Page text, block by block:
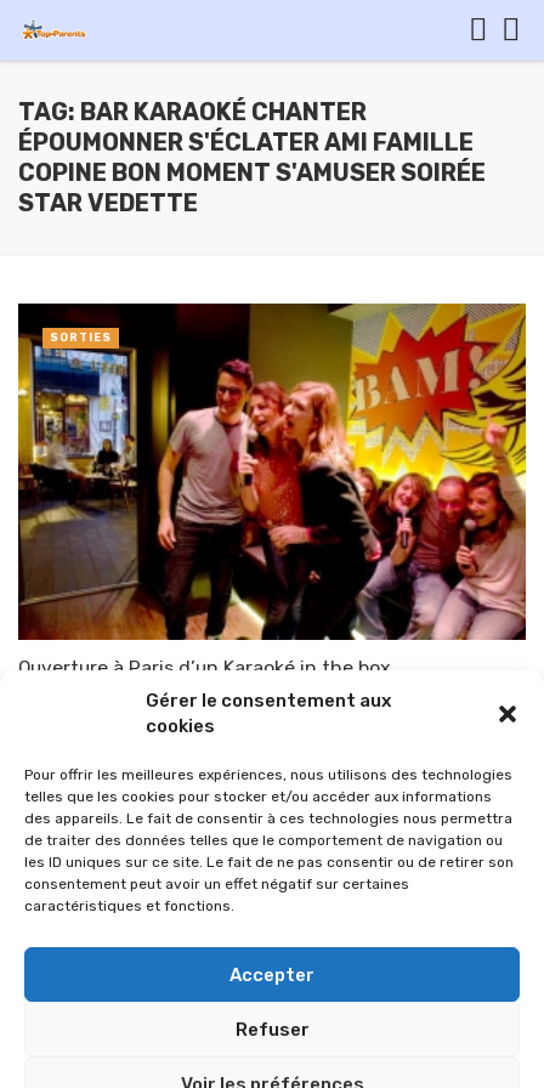
Gérer le consentement aux
cookies
Pour offrir les meilleures expériences, nous utilisons des technologies
telles que les cookies pour stocker et/ou accéder aux informations
des appareils. Le fait de consentir à ces technologies nous permettra
de traiter des données telles que le comportement de navigation ou
les ID uniques sur ce site. Le fait de ne pas consentir ou de retirer son
consentement peut avoir un effet négatif sur certaines
caractéristiques et fonctions.
Accepter
Refuser
TAG: BAR KARAOKÉ CHANTER
ÉPOUMONNER S'ÉCLATER AMI FAMILLE
COPINE BON MOMENT S'AMUSER SOIRÉE
STAR VEDETTE
Ouverture à Paris d’un Karaoké in the box
TOP-PARENTS 10 juin 2014
SORTIES